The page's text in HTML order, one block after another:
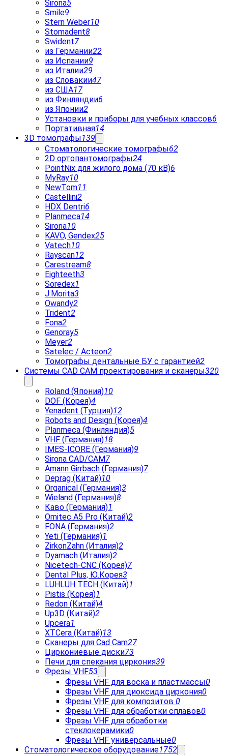
Sirona5
Smile9
Stern Weber10
Stomadent8
Swident7
из Германии22
из Испании9
из Италии29
из Словакии47
из США17
из Финляндии6
из Японии2
Установки и приборы для учебных классов6
Портативная14
3D томографы139
Стоматологические томографы62
2D ортопантомографы24
PointNix для жилого дома (70 кВ)6
MyRay10
NewTom11
Castellini2
HDX Dentri6
Planmeca14
Sirona10
KAVO, Gendex25
Vatech10
Rayscan12
Carestream8
Eighteeth3
Soredex1
J.Morita3
Owandy2
Trident2
Fona2
Genoray5
Meyer2
Satelec / Acteon2
Томографы дентальные БУ с гарантией2
Системы CAD CAM проектирования и сканеры320
Roland (Япония)10
DOF (Корея)4
Yenadent (Турция)12
Robots and Design (Корея)4
Planmeca (Финляндия)5
VHF (Германия)18
IMES-ICORE (Германия)9
Sirona CAD/CAM7
Amann Girrbach (Германия)7
Deprag (Китай)10
Organical (Германия)3
Wieland (Германия)8
Каво (Германия)1
Omitec A5 Pro (Китай)2
FONA (Германия)2
Yeti (Германия)1
ZirkonZahn (Италия)2
Dyamach (Италия)2
Nicetech-CNC (Корея)7
Dental Plus, Ю.Корея3
LUHLUH TECH (Китай)1
Pistis (Корея)1
Redon (Китай)4
Up3D (Китай)2
Upcera1
XTCera (Китай)13
Сканеры для Cad Cam27
Циркониевые диски73
Печи для спекания циркония39
Фрезы VHF53
Фрезы VHF для воска и пластмассы0
Фрезы VHF для диоксида циркония0
Фрезы VHF для композитов 0
Фрезы VHF для обработки сплавов0
Фрезы VHF для обработки
стеклокерамики0
Фрезы VHF универсальные0
Стоматологическое оборудование1752